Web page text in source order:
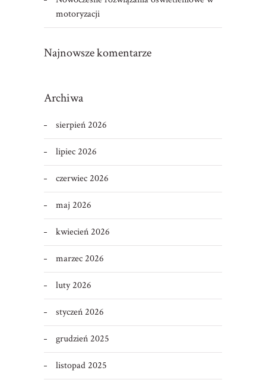
motoryzacji
Najnowsze komentarze
Archiwa
sierpień 2026
lipiec 2026
czerwiec 2026
maj 2026
kwiecień 2026
marzec 2026
luty 2026
styczeń 2026
grudzień 2025
listopad 2025